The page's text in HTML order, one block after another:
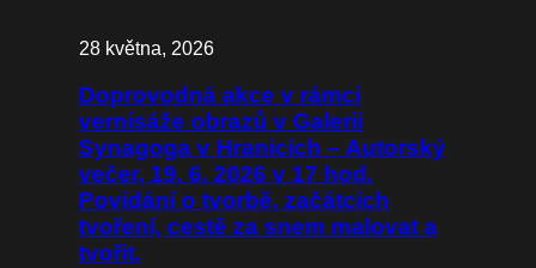
28 května, 2026
Doprovodná akce v rámci
vernisáže obrazů v Galerii
Synagoga v Hranicích – Autorský
večer, 19. 6. 2026 v 17 hod.
Povídání o tvorbě, začátcích
tvoření, cestě za snem malovat a
tvořit.